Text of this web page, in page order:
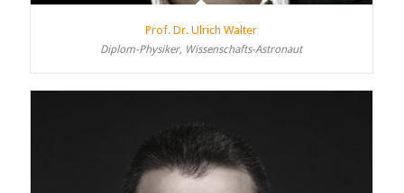
Prof. Dr. Ulrich Walter
Diplom-Physiker, Wissenschafts-Astronaut